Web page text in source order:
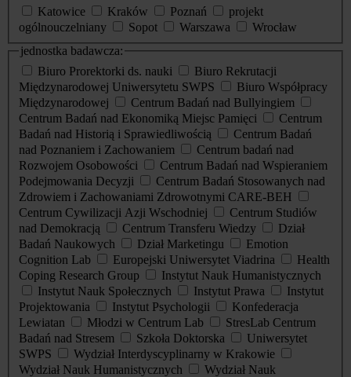
Katowice
Kraków Poznań
projekt
ogólnouczelniany
Sopot Warszawa
Wrocław
jednostka badawcza:
Biuro Prorektorki ds. nauki
Biuro Rekrutacji
Międzynarodowej Uniwersytetu SWPS
Biuro Współpracy
Międzynarodowej
Centrum Badań nad Bullyingiem
Centrum Badań nad Ekonomiką Miejsc Pamięci
Centrum
Badań nad Historią i Sprawiedliwością
Centrum Badań
nad Poznaniem i Zachowaniem
Centrum badań nad
Rozwojem Osobowości
Centrum Badań nad Wspieraniem
Podejmowania Decyzji
Centrum Badań Stosowanych nad
Zdrowiem i Zachowaniami Zdrowotnymi CARE-BEH
Centrum Cywilizacji Azji Wschodniej
Centrum Studiów
nad Demokracją
Centrum Transferu Wiedzy
Dział
Badań Naukowych
Dział Marketingu
Emotion
Cognition Lab
Europejski Uniwersytet Viadrina
Health
Coping Research Group
Instytut Nauk Humanistycznych
Instytut Nauk Społecznych
Instytut Prawa
Instytut
Projektowania
Instytut Psychologii
Konfederacja
Lewiatan
Młodzi w Centrum Lab
StresLab Centrum
Badań nad Stresem
Szkoła Doktorska
Uniwersytet
SWPS
Wydział Interdyscyplinarny w Krakowie
Wydział Nauk Humanistycznych
Wydział Nauk